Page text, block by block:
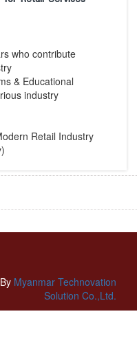
who contribute
& Educational
industry
Retail Industry
Myanmar Technovation
Solution Co.,Ltd.